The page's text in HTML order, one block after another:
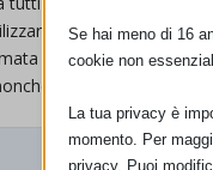
l’opinione
da giochi per
sulle migliori
Se hai meno di 16
cookie non
La tua privacy è
momento. Per
privacy. Puoi